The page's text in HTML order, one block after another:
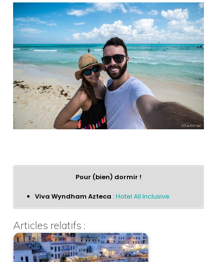
Pour (bien) dormir !
Viva Wyndham Azteca : Hotel All Inclusive
Articles relatifs :